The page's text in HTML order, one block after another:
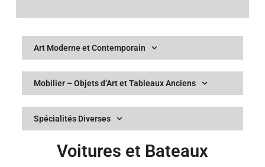
Art Moderne et Contemporain
Mobilier – Objets d’Art et Tableaux Anciens
Spécialités Diverses
Voitures et Bateaux